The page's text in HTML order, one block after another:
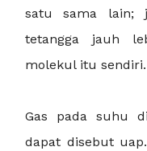
satu sama lain;
tetangga jauh
molekul itu sendiri.
Gas pada suhu
dapat disebut